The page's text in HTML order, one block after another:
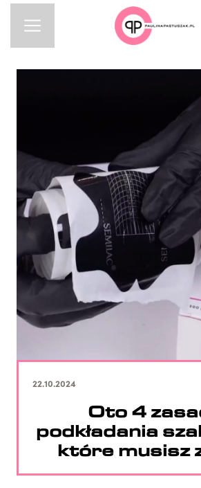
22.10.2024
Oto 4
podkładania
które musisz